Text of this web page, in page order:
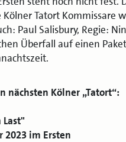
Tatort Kommissare
Paul Salisbury, Regie:
Überfall auf einen
nächsten Kölner „Tatort“:
Last"
2023 im Ersten